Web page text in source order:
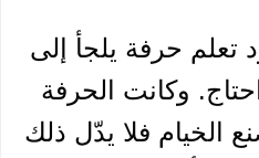
تعلم حرفة يلجأ إلى
وكانت الحرفة
الخيام فلا يدّل ذلك